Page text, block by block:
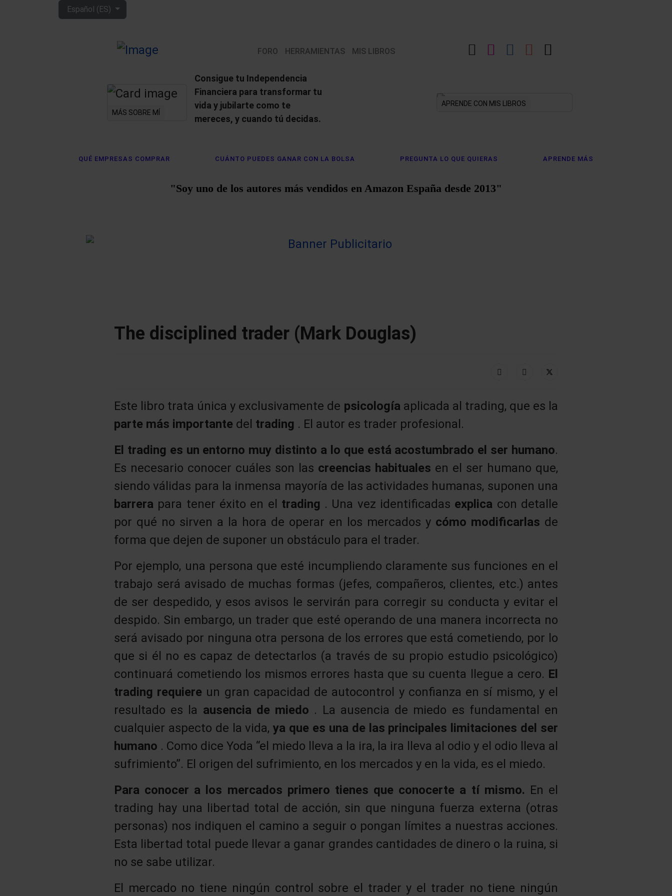
Seleccione su idioma
Español (ES)
LinkedIn
Instagram
Facebook
YouTube
FORO HERRAMIENTAS MIS LIBROS
MÁS SOBRE MÍ
Consigue tu Independencia
Financiera para transformar tu
vida y jubilarte como te
mereces, y cuando tú decidas.
APRENDE CON MIS LIBROS
QUÉ EMPRESAS COMPRAR CUÁNTO PUEDES GANAR CON LA BOLSA PREGUNTA LO QUE QUIERAS APRENDE MÁS
"Soy uno de los autores más vendidos en Amazon España desde 2013"
The disciplined trader (Mark Douglas)
Este libro trata única y exclusivamente de psicología aplicada al trading, que es la
parte más importante del trading . El autor es trader profesional.
El trading es un entorno muy distinto a lo que está acostumbrado el ser humano.
Es necesario conocer cuáles son las creencias habituales en el ser humano que,
siendo válidas para la inmensa mayoría de las actividades humanas, suponen una
barrera para tener éxito en el trading . Una vez identificadas explica con detalle
por qué no sirven a la hora de operar en los mercados y cómo modificarlas de
forma que dejen de suponer un obstáculo para el trader.
Por ejemplo, una persona que esté incumpliendo claramente sus funciones en el
trabajo será avisado de muchas formas (jefes, compañeros, clientes, etc.) antes
de ser despedido, y esos avisos le servirán para corregir su conducta y evitar el
despido. Sin embargo, un trader que esté operando de una manera incorrecta no
será avisado por ninguna otra persona de los errores que está cometiendo, por lo
que si él no es capaz de detectarlos (a través de su propio estudio psicológico)
continuará cometiendo los mismos errores hasta que su cuenta llegue a cero. El
trading requiere un gran capacidad de autocontrol y confianza en sí mismo, y el
resultado es la ausencia de miedo . La ausencia de miedo es fundamental en
cualquier aspecto de la vida,ya que es una de las principales limitaciones del ser
humano . Como dice Yoda “el miedo lleva a la ira, la ira lleva al odio y el odio lleva al
sufrimiento”. El origen del sufrimiento, en los mercados y en la vida, es el miedo.
Para conocer a los mercados primero tienes que conocerte a tí mismo. En el
trading hay una libertad total de acción, sin que ninguna fuerza externa (otras
personas) nos indiquen el camino a seguir o pongan límites a nuestras acciones.
Esta libertad total puede llevar a ganar grandes cantidades de dinero o la ruina, si
no se sabe utilizar.
El mercado no tiene ningún control sobre el trader y el trader no tiene ningún